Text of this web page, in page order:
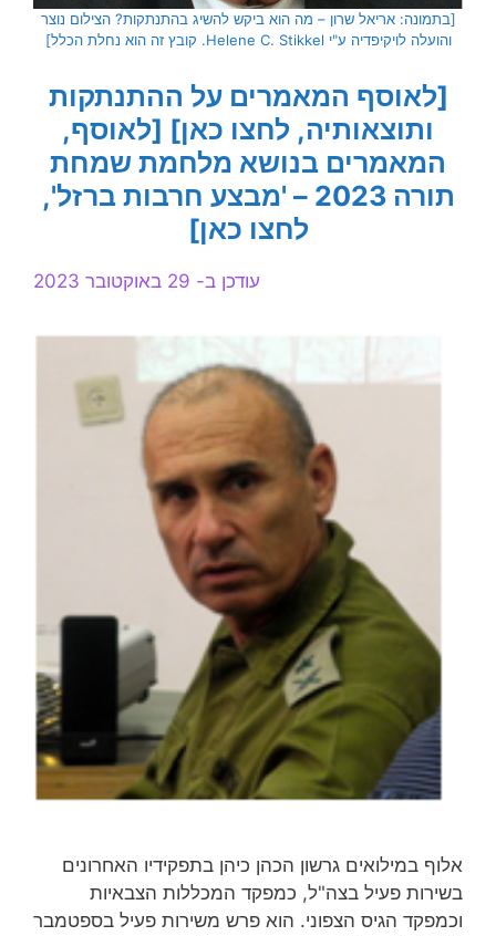
[בתמונה: אריאל שרון – מה הוא ביקש להשיג בהתנתקות? הצילום נוצר
והועלה לויקיפדיה ע"י Helene C. Stikkel. קובץ זה הוא נחלת הכלל]
[לאוסף המאמרים על ההתנתקות
ותוצאותיה, לחצו כאן] [לאוסף,
המאמרים בנושא מלחמת שמחת
תורה 2023 – 'מבצע חרבות ברזל',
לחצו כאן]
עודכן ב- 29 באוקטובר 2023
אלוף במילואים גרשון הכהן כיהן בתפקידיו האחרונים
בשירות פעיל בצה"ל, כמפקד המכללות הצבאיות
וכמפקד הגיס הצפוני. הוא פרש משירות פעיל בספטמבר